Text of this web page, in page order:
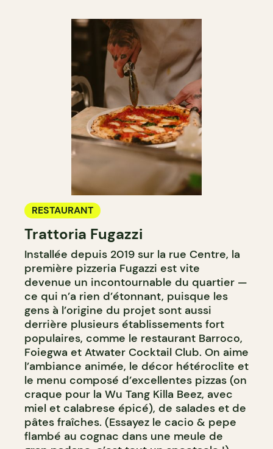
RESTAURANT
Trattoria Fugazzi
Installée depuis 2019 sur la rue Centre, la
première pizzeria Fugazzi est vite
devenue un incontournable du quartier —
ce qui n’a rien d’étonnant, puisque les
gens à l’origine du projet sont aussi
derrière plusieurs établissements fort
populaires, comme le restaurant Barroco,
Foiegwa et Atwater Cocktail Club. On aime
l’ambiance animée, le décor hétéroclite et
le menu composé d’excellentes pizzas (on
craque pour la Wu Tang Killa Beez, avec
miel et calabrese épicé), de salades et de
pâtes fraîches. (Essayez le cacio & pepe
flambé au cognac dans une meule de